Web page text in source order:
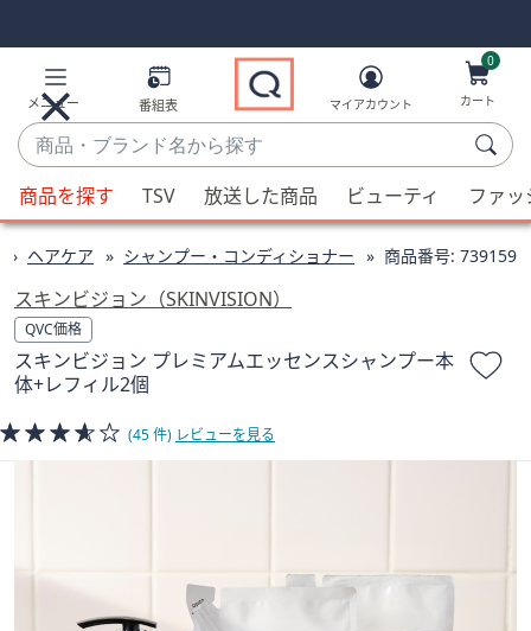
Links
Links2
メニュー 番組表
商
品・
ブ
ラ
ン
名
か
ら
探
す
候
補
利
用
可
能
な
合、
上
印
マイアカウント
0
カート
商品を探す TSV 放送した商品 ビューティ ファ
ヘアケア シャンプー・コンディショナー 商品番号: 739159
スキンビジョン（SKINVISION）
QVC価格
スキンビジョン プレミアムエッセンスシャンプー本
体+レフィル2個
(45 件) レビューを見る